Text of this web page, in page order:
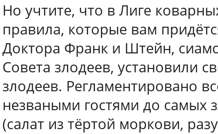
Но учтите, что в Лиге
правила, которые вам
Доктора Франк и Штейн,
Совета злодеев, установили
злодеев. Регламентировано
незваными гостями до самых
(салат из тёртой моркови,